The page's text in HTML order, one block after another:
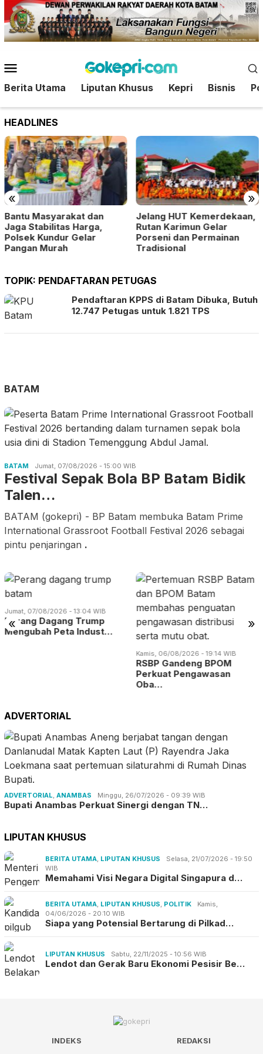
Loncat
ke
konten
Mobile
Berita Utama Liputan Khusus Kepri Bisnis
HEADLINES
« »
Bantu Masyarakat dan
Jaga Stabilitas Harga,
Polsek Kundur Gelar
Pangan Murah
Jelang HUT Kemerdekaan,
Rutan Karimun Gelar
Porseni dan Permainan
Tradisional
TOPIK: PENDAFTARAN PETUGAS
Pendaftaran KPPS di Batam Dibuka, Butuh
12.747 Petugas untuk 1.821 TPS
BATAM
BATAM Jumat, 07/08/2026 - 15:00 WIB
Festival Sepak Bola BP Batam Bidik
Talen…
BATAM (gokepri) - BP Batam membuka Batam Prime
International Grassroot Football Festival 2026 sebagai
pintu penjaringan .
« »
Jumat, 07/08/2026 - 13:04 WIB
Perang Dagang Trump
Mengubah Peta Indust…
Kamis, 06/08/2026 - 19:14 WIB
RSBP Gandeng BPOM
Perkuat Pengawasan
Oba…
ADVERTORIAL
ADVERTORIAL ANAMBAS Minggu, 26/07/2026 - 09:39 WIB
Bupati Anambas Perkuat Sinergi dengan TN…
LIPUTAN KHUSUS
BERITA UTAMA LIPUTAN KHUSUS
Selasa, 21/07/2026 - 19:50
WIB
Memahami Visi Negara Digital Singapura d…
BERITA UTAMA LIPUTAN KHUSUS POLITIK
Kamis,
04/06/2026 - 20:10 WIB
Siapa yang Potensial Bertarung di Pilkad…
LIPUTAN KHUSUS Sabtu, 22/11/2025 - 10:56 WIB
Lendot dan Gerak Baru Ekonomi Pesisir Be…
INDEKS
REDAKSI